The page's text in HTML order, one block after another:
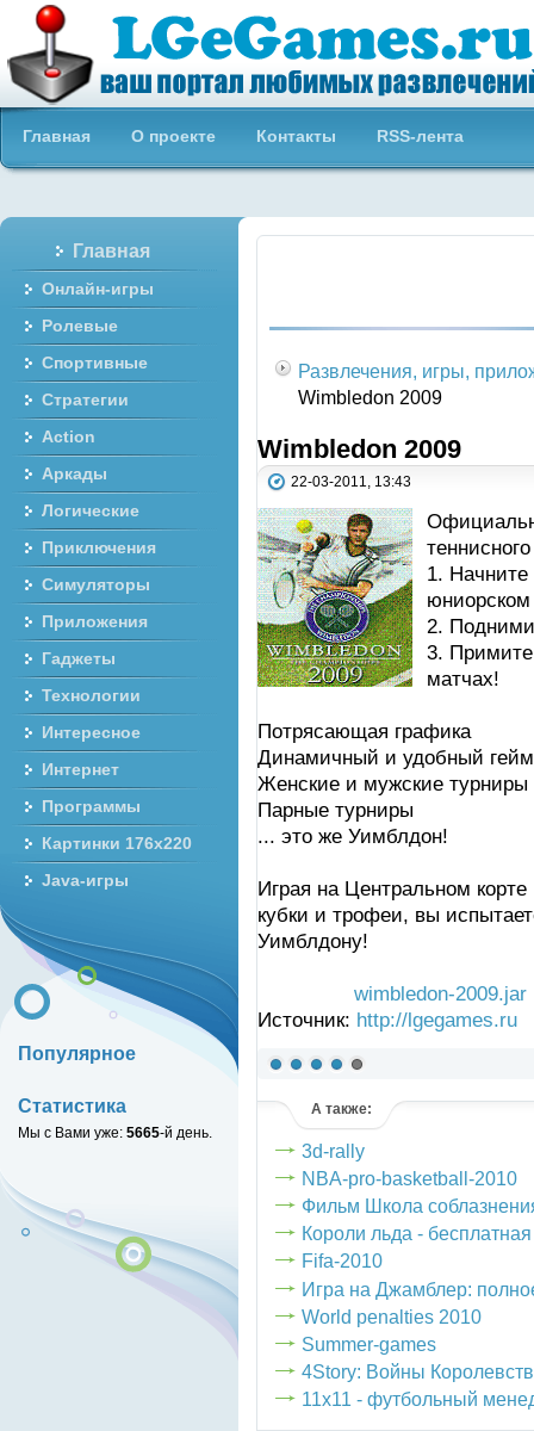
Бесплатные онлайн игры
Главная О проекте Контакты RSS-лента
Развлечения, игры,
Wimbledon 2009
Wimbledon 2009
22-03-2011, 13:43
1. Начните
2.
3.
матчах!
Потрясающая графика
Динамичный и удобный
Женские и мужские турниры
Парные турниры
... это же Уимблдон!
Играя на Центральном
кубки и трофеи, вы
Уимблдону!
wimbledon-2009.jar
Источник: http://lgegames.ru
А также:
3d-rally
NBA-pro-basketball-2010
Фильм Школа
Короли льда -
Fifa-2010
Игра на Джамблер:
World penalties 2010
Summer-games
4Story: Войны Королевств
11x11 - футбольный
Главная
Онлайн-игры
Ролевые
Спортивные
Стратегии
Action
Аркады
Логические
Приключения
Симуляторы
Приложения
Гаджеты
Технологии
Интересное
Интернет
Программы
Картинки 176x220
Java-игры
Популярное
Статистика
Мы с Вами уже: 5665-й день.